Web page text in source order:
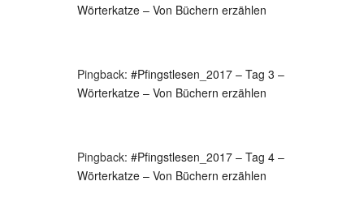
Wörterkatze – Von Büchern erzählen
Pingback: #Pfingstlesen_2017 – Tag 3 –
Wörterkatze – Von Büchern erzählen
Pingback: #Pfingstlesen_2017 – Tag 4 –
Wörterkatze – Von Büchern erzählen